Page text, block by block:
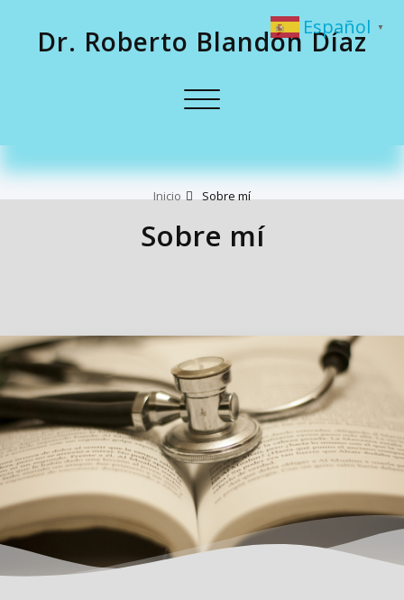
Dr. Roberto Blandón Díaz
Toggle
Inicio Sobre mí
Sobre mí
Español ▼